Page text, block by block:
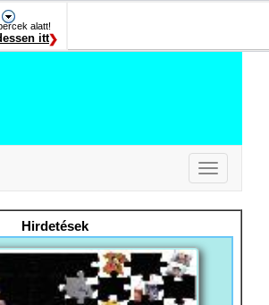
alatt!
itt
Toggle
navigation
-
-
Hirdetések